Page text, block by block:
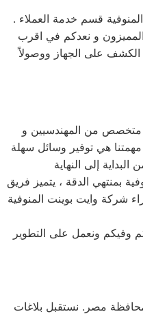
قسم خدمة العملاء .
و نعدكم في اقرب
الكشف على الجهاز ووصولاً
متخصص من المهندسيين و
هي توفير وسائل سهلة
بمنتهي الدقة ، يتميز فريق
شركة وايت بوينت المنوفية
وفيكم ونعمل على التطوير
مصر. نستقبل بلاغات